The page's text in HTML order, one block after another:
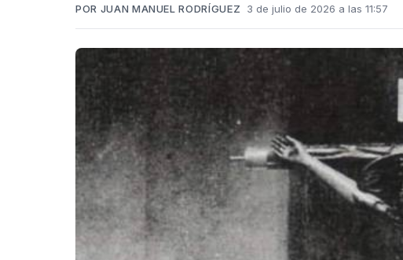
POR JUAN MANUEL RODRÍGUEZ 3 de julio de 2026 a las 11:57